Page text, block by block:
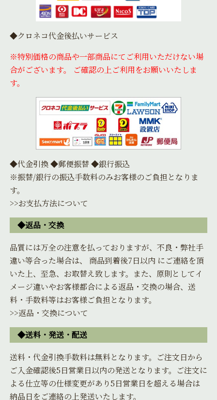
◆クロネコ代金後払いサービス
※特別価格の商品や一部商品にてご利用いただけない場
合がございます。 ご確認の上ご利用をお願いいたしま
す。
◆代金引換 ◆郵便振替 ◆銀行振込
※振替/銀行の振込手数料のみお客様のご負担となりま
す。
>>お支払方法について
◆返品・交換
品質には万全の注意を払っておりますが、不良・弊社手
違い等合った場合は、 商品到着後7日以内 にご連絡を頂
いた上、至急、お取替え致します。また、原則としてイ
メージ違いやお客様都合による返品・交換の場合、送
料・手数料等はお客様ご負担となります。
>>返品・交換について
◆送料・発送・配送
送料・代金引換手数料は無料となります。ご注文日から
ご入金確認後5日営業日以内の発送となります。ご注文に
よる仕立等の仕様変更があり5日営業日を超える場合は
納品日をご連絡の上発送いたします。